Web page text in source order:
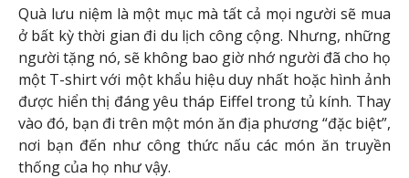
Quà lưu niệm là một mục mà tất cả mọi người sẽ mua
ở bất kỳ thời gian đi du lịch công cộng. Nhưng, những
người tặng nó, sẽ không bao giờ nhớ người đã cho họ
một T-shirt với một khẩu hiệu duy nhất hoặc hình ảnh
được hiển thị đáng yêu tháp Eiffel trong tủ kính. Thay
vào đó, bạn đi trên một món ăn địa phương “đặc biệt”,
nơi bạn đến như công thức nấu các món ăn truyền
thống của họ như vậy.